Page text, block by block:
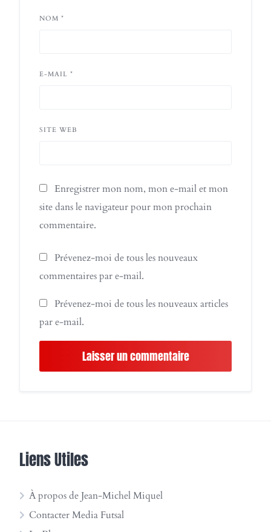
NOM *
E-MAIL *
SITE WEB
Enregistrer mon nom, mon e-mail et mon
site dans le navigateur pour mon prochain
commentaire.
Prévenez-moi de tous les nouveaux
commentaires par e-mail.
Prévenez-moi de tous les nouveaux articles
par e-mail.
Liens Utiles
À propos de Jean-Michel Miquel
Contacter Media Futsal